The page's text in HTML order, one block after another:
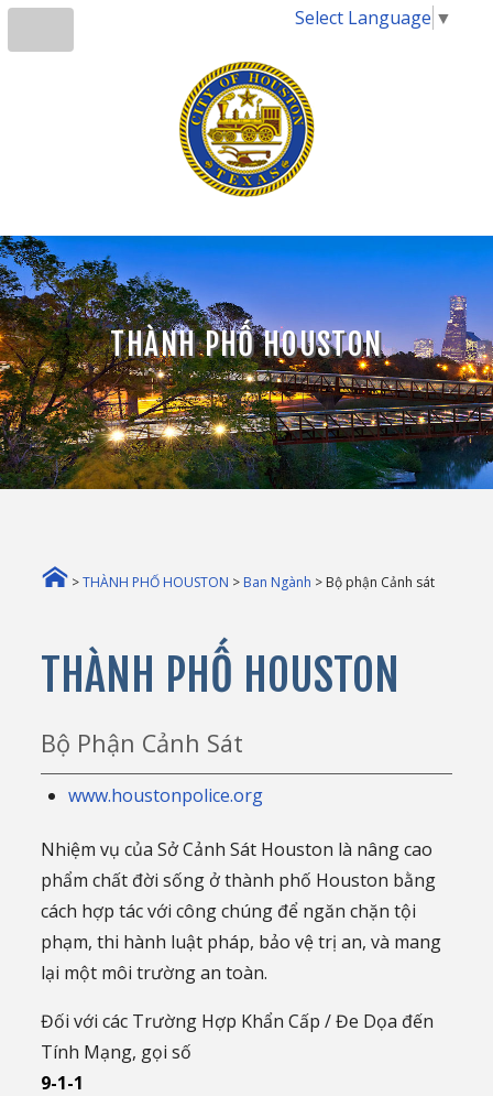
Select Language ▼
THÀNH PHỐ HOUSTON
>THÀNH PHỐ HOUSTON > Ban Ngành > Bộ phận Cảnh sát
THÀNH PHỐ HOUSTON
Bộ Phận Cảnh Sát
www.houstonpolice.org
Nhiệm vụ của Sở Cảnh Sát Houston là nâng cao
phẩm chất đời sống ở thành phố Houston bằng
cách hợp tác với công chúng để ngăn chặn tội
phạm, thi hành luật pháp, bảo vệ trị an, và mang
lại một môi trường an toàn.
Đối với các Trường Hợp Khẩn Cấp / Đe Dọa đến
Tính Mạng, gọi số
9-1-1